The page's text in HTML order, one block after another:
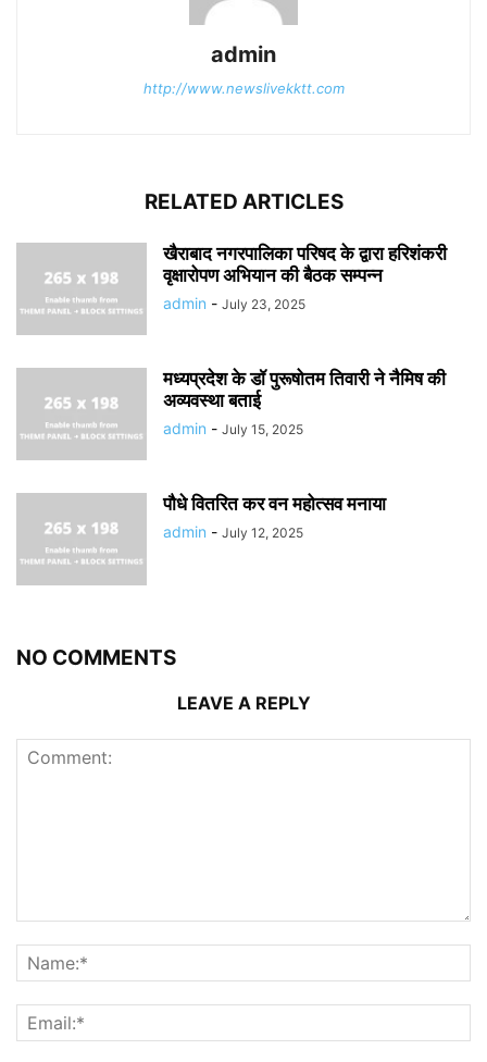
admin
http://www.newslivekktt.com
RELATED ARTICLES
खैराबाद नगरपालिका परिषद के द्वारा हरिशंकरी
वृक्षारोपण अभियान की बैठक सम्पन्न
admin - July 23, 2025
मध्यप्रदेश के डॉ पुरूषोतम तिवारी ने नैमिष की
अव्यवस्था बताई
admin - July 15, 2025
पौधे वितरित कर वन महोत्सव मनाया
admin - July 12, 2025
NO COMMENTS
LEAVE A REPLY